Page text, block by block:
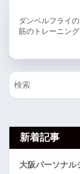
ダンベルフライ
筋のトレーニン
新着記事
大阪パーソナル